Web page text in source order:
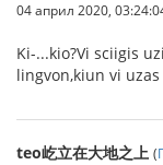
04 април 2020,
Ki-...kio?Vi sciigis
lingvon,kiun vi
teo屹立在大地之上 (